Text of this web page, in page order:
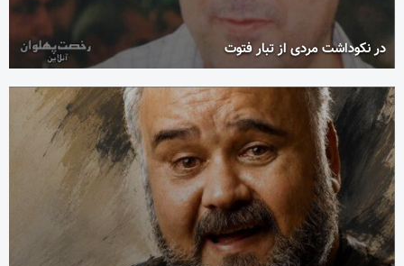
در نکوداشت مردی از تبار فتوت